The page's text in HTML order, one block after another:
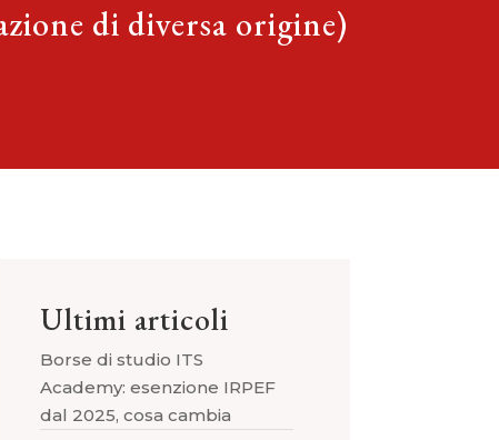
di diversa origine)
Ultimi articoli
Borse di studio ITS
Academy: esenzione IRPEF
dal 2025, cosa cambia